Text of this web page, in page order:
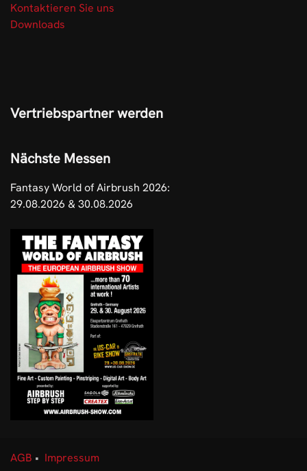
Kontaktieren Sie uns
Downloads
Vertriebspartner werden
Nächste Messen
Fantasy World of Airbrush 2026:
29.08.2026 & 30.08.2026
AGB • Impressum